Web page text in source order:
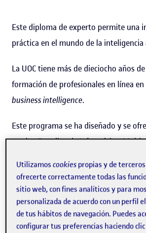
Este diploma de experto permite una
práctica en el mundo de la inteligencia
La UOC tiene más de dieciocho años
formación de profesionales en línea
business intelligence.
Este programa se ha diseñado y se
por los Estudios de Informática,
de la UOC.
Descarga el programa (PDF)
Utilizamoscookies propias y de
ofrecerte correctamente todas las
sitio web, con fines analíticos y para
personalizada de acuerdo con un perfil
de tus hábitos de navegación. Puedes
configurar tus preferencias haciendo